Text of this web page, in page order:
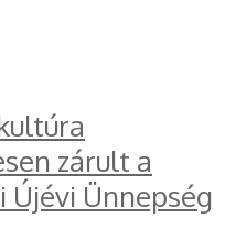
zárult a
Újévi Ünnepség